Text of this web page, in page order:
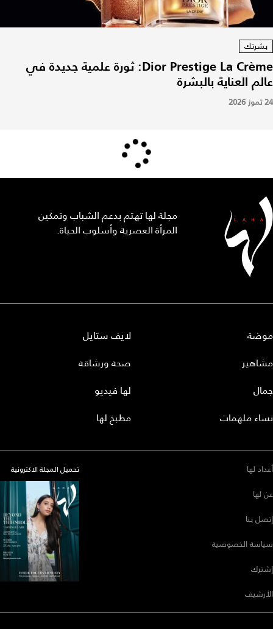
بشرتك
Dior Prestige La Crème: ثورة علمية جديدة في
عالم العناية بالبشرة
24 تموز 2026
مجلة لها تهتم بدعم الشباب وتمكين
المرأة العصرية وأسلوب الحياة.
موضة
مشاهير
جمال
نساء ملهمات
لايف ستايل
صحة ورشاقة
لها فيديو
مطبخ لها
أعداد لها
عن لها
إتصل بنا
سياسة الخصوصية
إشترك
الأرشيف
تحميل المجلة الاكترونية